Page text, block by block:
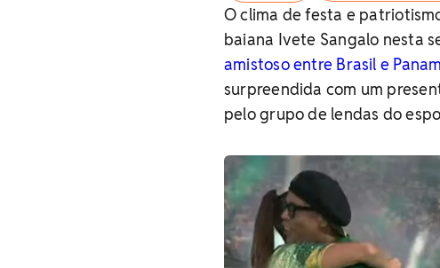
O clima de festa e
baiana Ivete Sangalo nesta
amistoso entre Brasil e
surpreendida com um
pelo grupo de lendas do